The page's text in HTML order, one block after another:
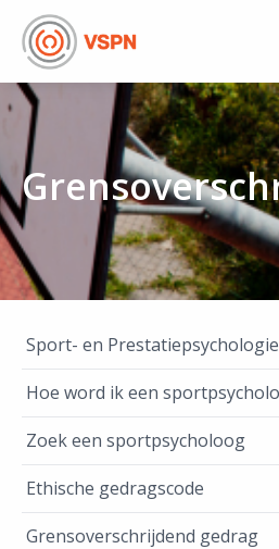
Sport- en Prestatiepsychologie
Hoe word ik een
Zoek een sportpsycholoog
Ethische gedragscode
Grensoverschrijdend gedrag